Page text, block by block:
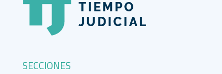
SECCIONES